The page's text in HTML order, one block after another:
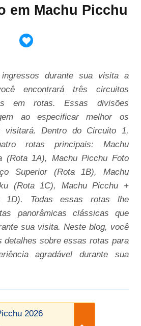
em Machu Picchu
durante sua visita a
encontrará três circuitos
em rotas. Essas divisões
ao especificar melhor os
visitará. Dentro do Circuito 1,
rotas principais: Machu
(Rota 1A), Machu Picchu Foto
Superior (Rota 1B), Machu
(Rota 1C), Machu Picchu +
1D). Todas essas rotas lhe
panorâmicas clássicas que
sua visita. Neste blog, você
detalhes sobre essas rotas para
agradável durante sua
2026